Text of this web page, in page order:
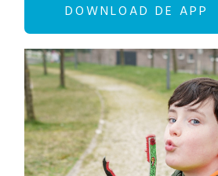
DOWNLOAD DE APP